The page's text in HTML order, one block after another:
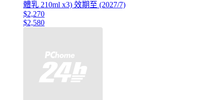
體乳 210ml x3) 效期至 (2027/7)
$2,270
$2,580